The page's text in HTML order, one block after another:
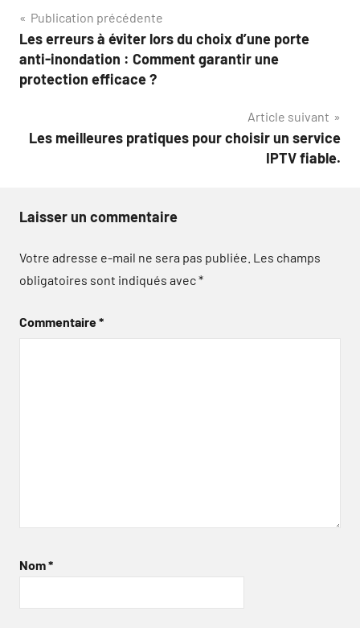
Navigation
de
l’article
Publication précédente
Les erreurs à éviter lors du choix d’une porte
anti-inondation : Comment garantir une
protection efficace ?
Article suivant
Les meilleures pratiques pour choisir un service
IPTV fiable.
Laisser un commentaire
Votre adresse e-mail ne sera pas publiée. Les champs
obligatoires sont indiqués avec*
Commentaire*
Nom*